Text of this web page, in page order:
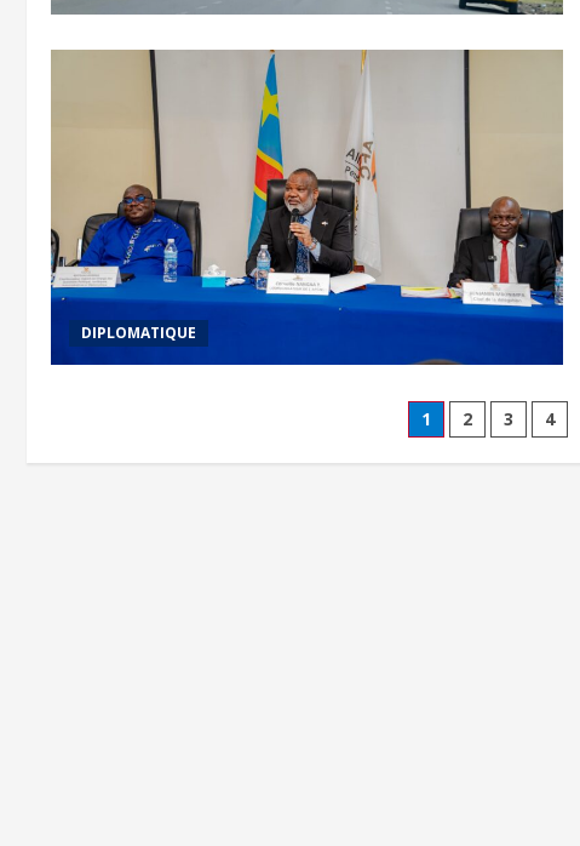
DIPLOMATIQUE
1 2 3 4